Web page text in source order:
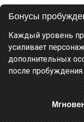
Во время
Бонусы
Каждый уровень
усиливает
дополнительных
после пробуждения.